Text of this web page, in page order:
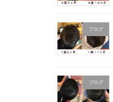
ブログ
ブログ